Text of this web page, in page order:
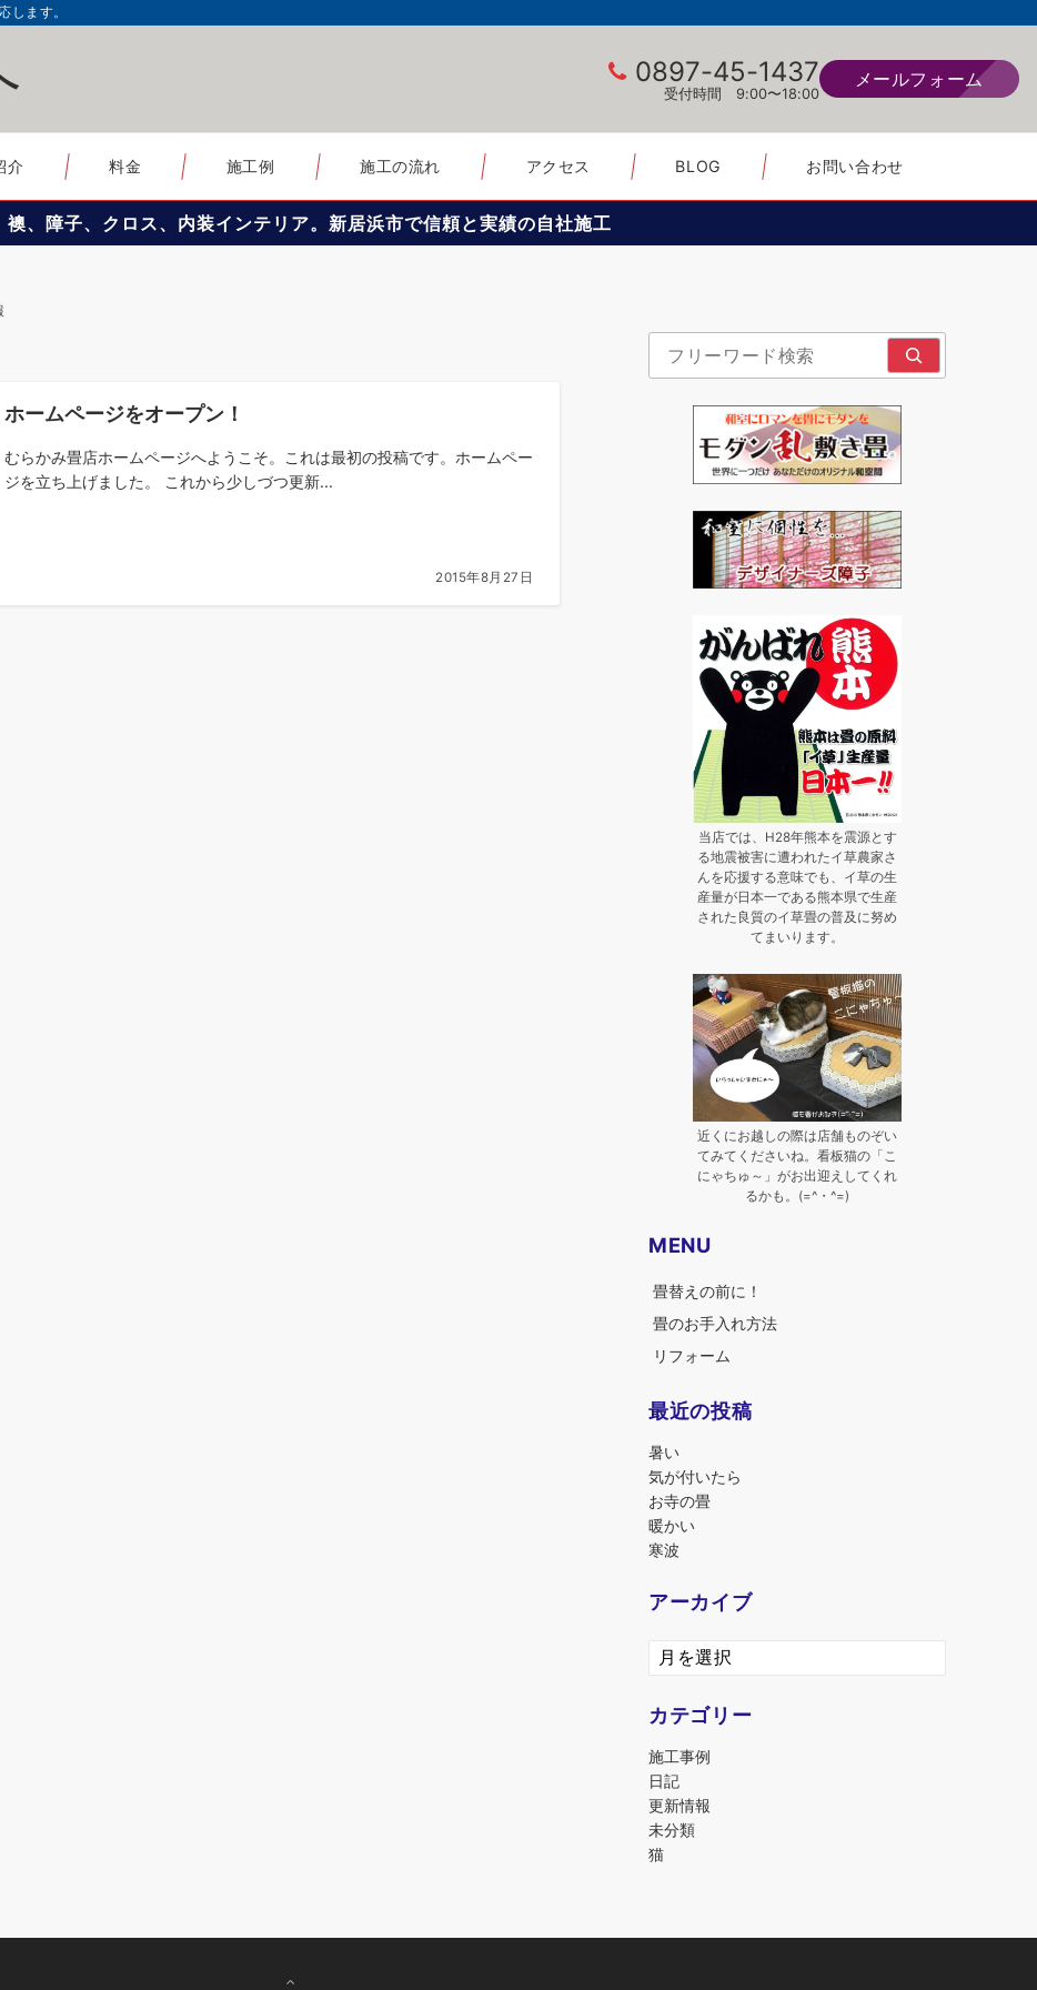
します。
0897-45-1437
受付時間 9:00〜18:00
メールフォーム
介 料金 施工例 施工の流れ アクセス BLOG お問い合わせ
襖、障子、クロス、内装インテリア。新居浜市で信頼と実績の自社施工
ホームページをオープン！
むらかみ畳店ホームページへようこそ。これは最初の投稿です。ホームペー
ジを立ち上げました。 これから少しづつ更新...
2015年8月27日
当店では、H28年熊本を震源とす
る地震被害に遭われたイ草農家さ
んを応援する意味でも、イ草の生
産量が日本一である熊本県で生産
された良質のイ草畳の普及に努め
てまいります。
近くにお越しの際は店舗ものぞい
てみてくださいね。看板猫の「こ
にゃちゅ～」がお出迎えしてくれ
るかも。(=^・^=)
MENU
畳替えの前に！
畳のお手入れ方法
リフォーム
最近の投稿
暑い
気が付いたら
お寺の畳
暖かい
寒波
アーカイブ
ア
ー
イ
カテゴリー
施工事例
日記
更新情報
未分類
猫